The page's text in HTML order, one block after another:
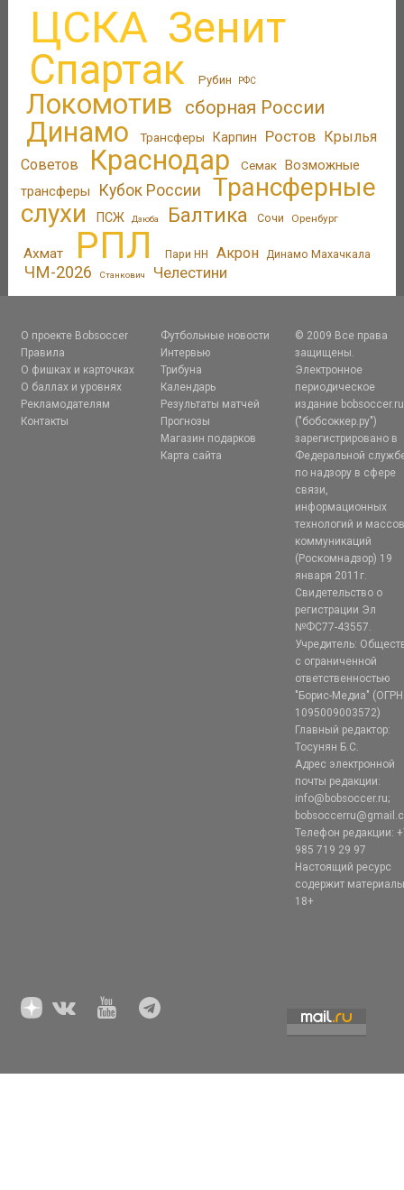
ЦСКА Зенит
Спартак Рубин РФС
Локомотив сборная России
Динамо Трансферы Карпин Ростов Крылья
Советов
Краснодар Семак Возможные
трансферы
Кубок России
Трансферные
слухи
ПСЖ Дзюба Балтика Сочи Оренбург
Ахмат РПЛ Пари НН Акрон Динамо Махачкала
ЧМ-2026 Станкович Челестини
О проекте Bobsoccer
Правила
О фишках и карточках
О баллах и уровнях
Рекламодателям
Контакты
Футбольные новости
Интервью
Трибуна
Календарь
Результаты матчей
Прогнозы
Магазин подарков
Карта сайта
© 2009 Все права
защищены.
Электронное
периодическое
издание bobsoccer.ru
("бобсоккер.ру")
зарегистрировано в
Федеральной
по надзору в сфере
связи,
информационных
технологий и
коммуникаций
(Роскомнадзор) 19
января 2011г.
Свидетельство о
регистрации Эл
№ФС77-43557.
Учредитель:
с ограниченной
ответственностью
"Борис-Медиа" (ОГРН
1095009003572)
Главный редактор:
Тосунян Б.С.
Адрес электронной
почты редакции:
info@bobsoccer.ru;
Телефон редакции:
985 719 29 97
Настоящий ресурс
содержит
18+